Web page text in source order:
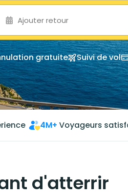
Ajouter retour
gratuite Suivi de vol
4M+ Voyageurs
d'atterrir